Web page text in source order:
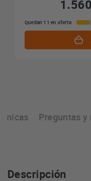
Quedan 11 en oferta
Preguntas y
Descripción